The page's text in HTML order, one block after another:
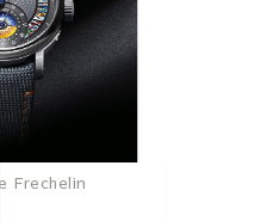
Frechelin